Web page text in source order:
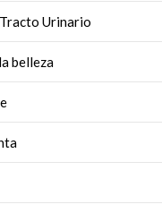
Urinario
belleza